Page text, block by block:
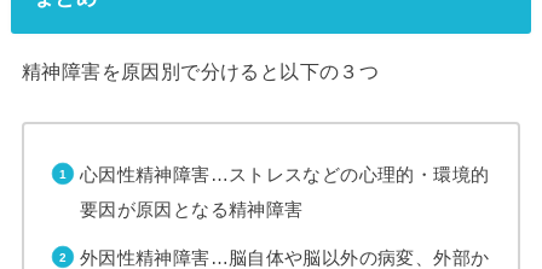
精神障害を原因別で分けると以下の３つ
心因性精神障害…ストレスなどの心理的・環境的
要因が原因となる精神障害
外因性精神障害…脳自体や脳以外の病変、外部か